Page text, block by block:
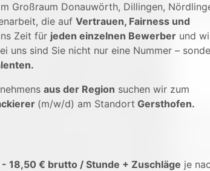
Großraum Donauwörth, Dillingen,
die auf Vertrauen, Fairness und
Zeit für jeden einzelnen Bewerber und
uns sind Sie nicht nur eine Nummer –
aus der Region suchen wir zum
(m/w/d) am Standort Gersthofen.
18,50 € brutto / Stunde + Zuschläge je